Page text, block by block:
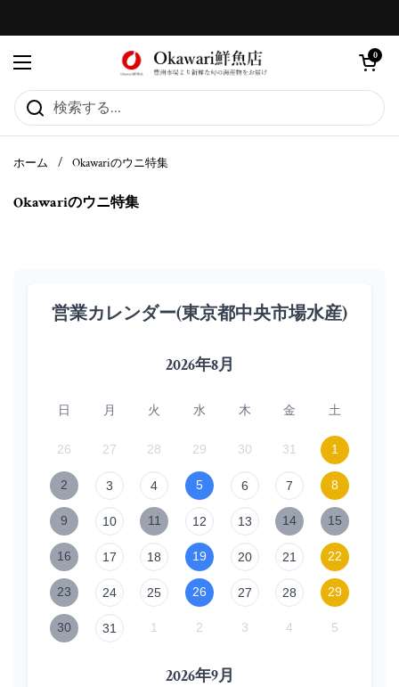
メニューを開く
カートを
0
ホーム / Okawariのウニ特集
Okawariのウニ特集
営業カレンダー(東京都中央市場水産)
2026年8月
日 月 火 水 木 金 土
26 27 28 29 30 31 1
2 3 4 5 6 7 8
9 10 11 12 13 14 15
16 17 18 19 20 21 22
23 24 25 26 27 28 29
30 31 1 2 3 4 5
2026年9月